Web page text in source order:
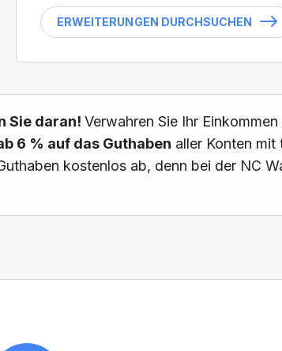
ERWEITERUNGEN DURCHSUCHEN
Sie daran! Verwahren Sie Ihr Einkommen
6 % auf das Guthaben aller Konten mit
kostenlos ab, denn bei der NC